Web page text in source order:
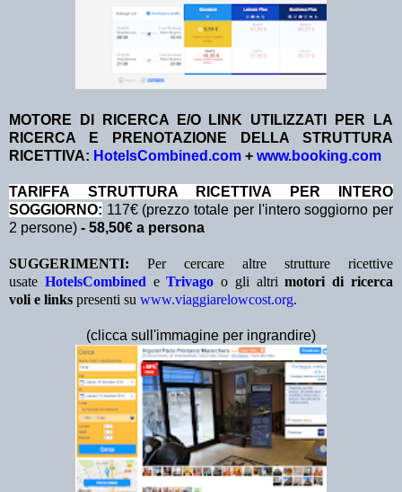
MOTORE DI RICERCA E/O LINK UTILIZZATI PER LA
RICERCA E PRENOTAZIONE DELLA STRUTTURA
RICETTIVA: HotelsCombined.com + www.booking.com
TA RIFFA STRUTTURA RICETTIVA PER INTERO
SOGGIORNO: 117€ (prezzo totale per l'intero soggiorno per
2 persone) - 58,50€ a persona
SUGGERIMENTI: Per cercare altre strutture ricettive
usate HotelsCombined eTrivago o gli altrimotori di ricerca
voli e links presenti su www.viaggiarelowcost.org.
(clicca sull'immagine per ingrandire)